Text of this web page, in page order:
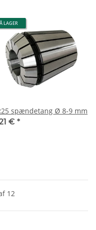
LAGER
spændetang Ø 8-9 mm
€ *
12